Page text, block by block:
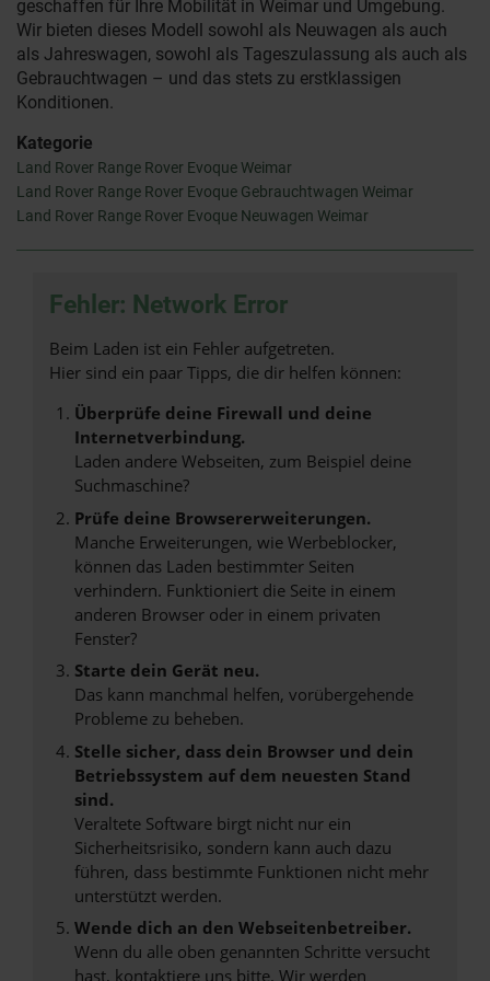
geschaffen für Ihre Mobilität in Weimar und Umgebung.
Wir bieten dieses Modell sowohl als Neuwagen als auch
als Jahreswagen, sowohl als Tageszulassung als auch als
Gebrauchtwagen – und das stets zu erstklassigen
Konditionen.
Kategorie
Land Rover Range Rover Evoque Weimar
Land Rover Range Rover Evoque Gebrauchtwagen Weimar
Land Rover Range Rover Evoque Neuwagen Weimar
Fehler: Network Error
Beim Laden ist ein Fehler aufgetreten.
Hier sind ein paar Tipps, die dir helfen können:
Überprüfe deine Firewall und deine
Internetverbindung.
Laden andere Webseiten, zum Beispiel deine
Suchmaschine?
Prüfe deine Browsererweiterungen.
Manche Erweiterungen, wie Werbeblocker,
können das Laden bestimmter Seiten
verhindern. Funktioniert die Seite in einem
anderen Browser oder in einem privaten
Fenster?
Starte dein Gerät neu.
Das kann manchmal helfen, vorübergehende
Probleme zu beheben.
Stelle sicher, dass dein Browser und dein
Betriebssystem auf dem neuesten Stand
sind.
Veraltete Software birgt nicht nur ein
Sicherheitsrisiko, sondern kann auch dazu
führen, dass bestimmte Funktionen nicht mehr
unterstützt werden.
Wende dich an den Webseitenbetreiber.
Wenn du alle oben genannten Schritte versucht
hast, kontaktiere uns bitte. Wir werden